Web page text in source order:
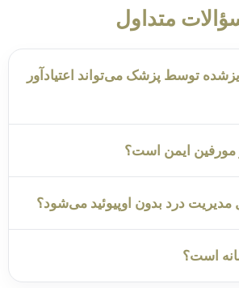
متداول
توسط پزشک می‌تواند اعتیادآور
مورفین ایمن است؟
مدیریت درد بدون اوپیوئید می‌شود؟
است؟